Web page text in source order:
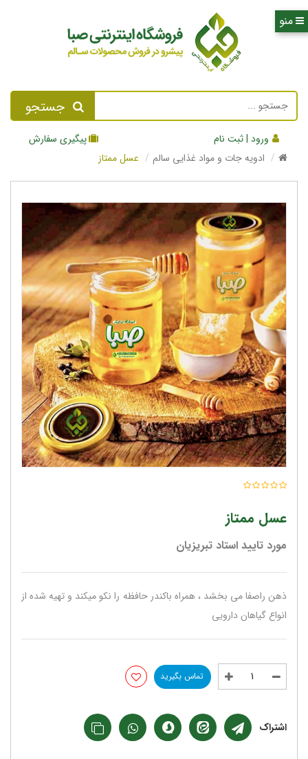
جستجو
ورود | ثبت نام
پیگیری سفارش
ادویه جات و مواد غذایی سالم
عسل ممتاز
عسل ممتاز
مورد تایید استاد تبریزیان
ذهن راصفا می بخشد ، همراه باکندر حافظه را نکو میکند و تهیه شده از
انواع گیاهان دارویی
تماس بگیرید
اشتراک